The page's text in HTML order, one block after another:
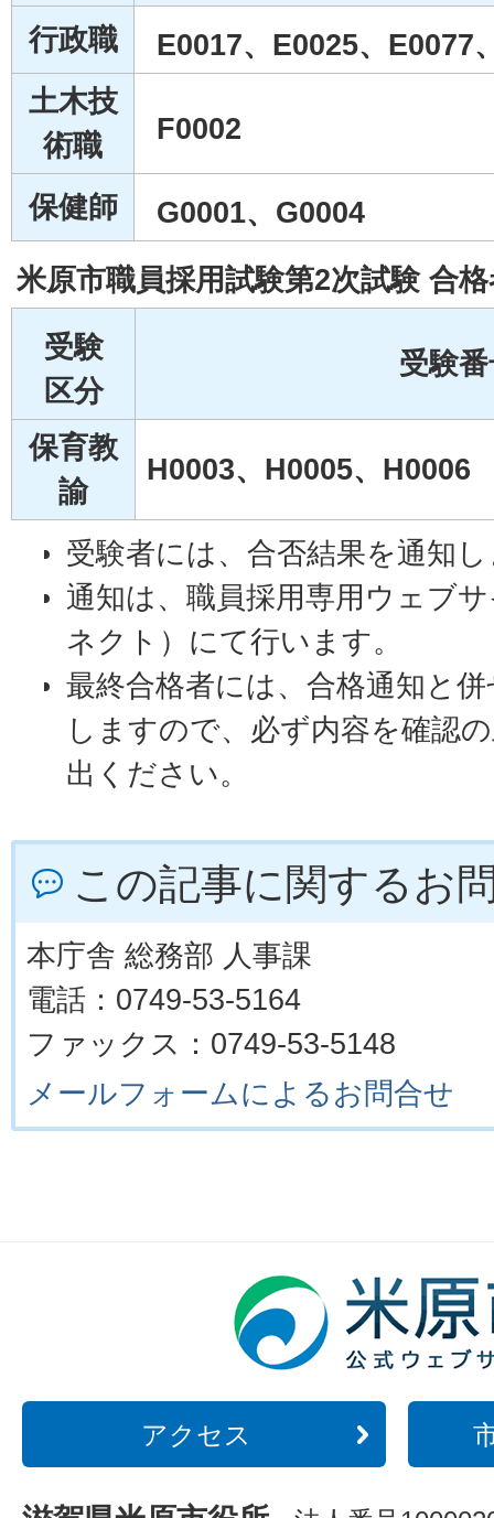
行政職
E0017、E0025、E0077
土木技
術職
F0002
保健師
G0001、G0004
米原市職員採用試験第2次試験 合
受験
区分
受験
保育教
諭
H0003、H0005、H0006
受験者には、合否結果を通知
通知は、職員採用専用ウェブ
ネクト）にて行います。
最終合格者には、合格通知と
しますので、必ず内容を確認
出ください。
この記事に関するお
本庁舎 総務部 人事課
電話：0749-53-5164
ファックス：0749-53-5148
メールフォームによるお問合せ
アクセス